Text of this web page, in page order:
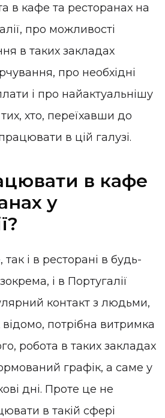
в кафе та ресторанах на
про можливості
в таких закладах
про необхідні
і про найактуальнішу
хто, переїхавши до
в цій галузі.
в кафе
у
і в ресторані в будь-
і в Португалії
контакт з людьми,
відомо, потрібна витримка
робота в таких закладах
графік, а саме у
дні. Проте це не
в такій сфері